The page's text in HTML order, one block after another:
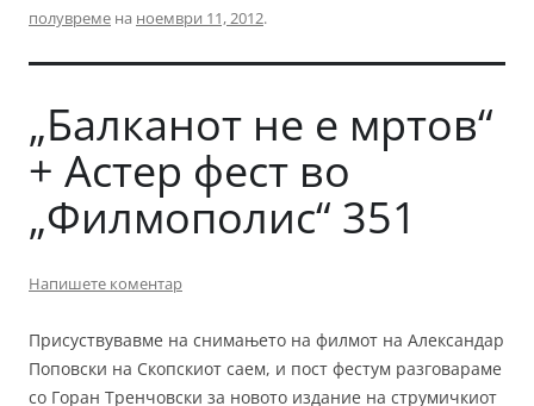
полувреме на ноември 11, 2012.
„Балканот не е мртов“
+ Астер фест во
„Филмополис“ 351
Напишете коментар
Присуствувавме на снимањето на филмот на Александар
Поповски на Скопскиот саем, и пост фестум разговараме
со Горан Тренчовски за новото издание на струмичкиот